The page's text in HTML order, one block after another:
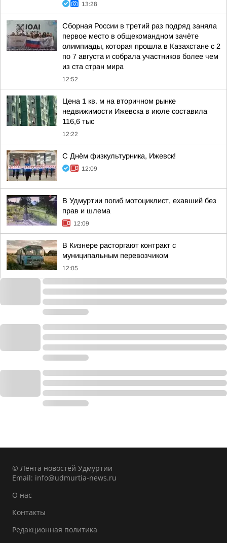
13:28
Сборная России в третий раз подряд заняла
первое место в общекомандном зачёте
олимпиады, которая прошла в Казахстане с 2
по 7 августа и собрала участников более чем
из ста стран мира
12:52
Цена 1 кв. м на вторичном рынке
недвижимости Ижевска в июле составила
116,6 тыс
12:22
С Днём физкультурника, Ижевск!
12:09
В Удмуртии погиб мотоциклист, ехавший без
прав и шлема
12:09
В Кизнере расторгают контракт с
муниципальным перевозчиком
12:05
© Лента новостей Удмуртии
Email: info@udmurtia-news.ru
О нас
Контакты
Редакционная политика